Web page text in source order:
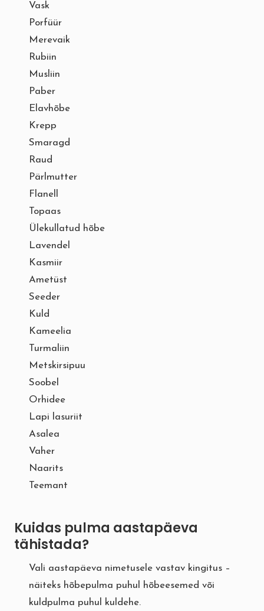
Vask
Porfüür
Merevaik
Rubiin
Musliin
Paber
Elavhõbe
Krepp
Smaragd
Raud
Pärlmutter
Flanell
Topaas
Ülekullatud hõbe
Lavendel
Kasmiir
Ametüst
Seeder
Kuld
Kameelia
Turmaliin
Metskirsipuu
Soobel
Orhidee
Lapi lasuriit
Asalea
Vaher
Naarits
Teemant
Kuidas pulma aastapäeva
tähistada?
Vali aastapäeva nimetusele vastav kingitus –
näiteks hõbepulma puhul hõbeesemed või
kuldpulma puhul kuldehe.